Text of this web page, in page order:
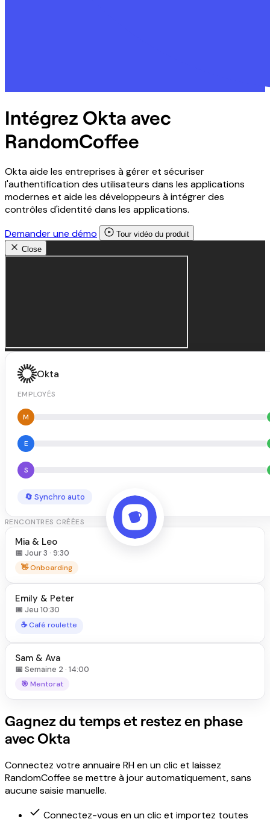
Intégrez Okta avec
RandomCoffee
Okta aide les entreprises à gérer et sécuriser
l'authentification des utilisateurs dans les applications
modernes et aide les développeurs à intégrer des
contrôles d'identité dans les applications.
Demander une démo
Tour vidéo du produit
Close
Okta
EMPLOYÉS
M
E
S
🔄 Synchro auto
RENCONTRES CRÉÉES
Mia & Leo
📅 Jour 3 · 9:30
👋 Onboarding
Emily & Peter
📅 Jeu 10:30
☕ Café roulette
Sam & Ava
📅 Semaine 2 · 14:00
🎯 Mentorat
Gagnez du temps et restez en phase
avec Okta
Connectez votre annuaire RH en un clic et laissez
RandomCoffee se mettre à jour automatiquement, sans
aucune saisie manuelle.
Connectez-vous en un clic et importez toutes